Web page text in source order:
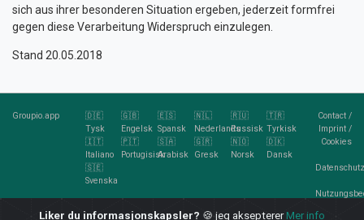
sich aus ihrer besonderen Situation ergeben, jederzeit formfrei
gegen diese Verarbeitung Widerspruch einzulegen.
Stand 20.05.2018
Groupio.app
🇩🇪
Tysk
🇬🇧
Engelsk
🇪🇸
Spansk
🇳🇱
Nederlands
🇷🇺
Russisk
🇹🇷
Tyrkisk
🇮🇹
Italiano
🇵🇹
Portugisisk
🇸🇦
Arabisk
🇬🇷
Gresk
🇳🇴
Norsk
🇩🇰
Dansk
🇸🇪
Svenska
Contact/
Imprint/
Cookies
Liker du informasjonskapsler? 🍪 jeg aksepterer Mer info